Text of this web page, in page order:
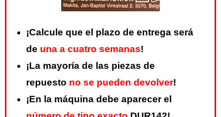
¡Calcule que el plazo de entrega será
de una a cuatro semanas!
¡La mayoría de las piezas de
repuesto no se pueden devolver!
¡En la máquina debe aparecer el